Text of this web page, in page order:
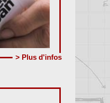
> Plus d'infos